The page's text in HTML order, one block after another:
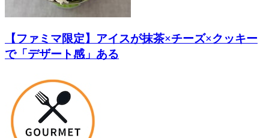
【ファミマ限定】アイスが抹茶×チーズ×クッキー
で「デザート感」ある